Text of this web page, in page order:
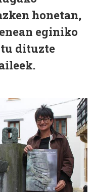
honetan,
eginiko
dituzte